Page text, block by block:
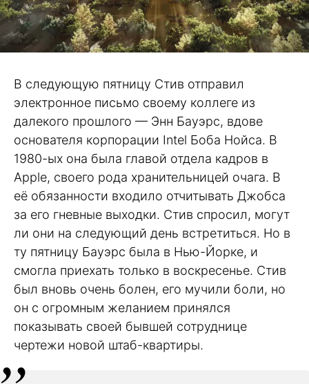
В следующую пятницу Стив отправил
электронное письмо своему коллеге из
далекого прошлого — Энн Бауэрс, вдове
основателя корпорации Intel Боба Нойса. В
1980-ых она была главой отдела кадров в
Apple, своего рода хранительницей очага. В
её обязанности входило отчитывать Джобса
за его гневные выходки. Стив спросил, могут
ли они на следующий день встретиться. Но в
ту пятницу Бауэрс была в Нью-Йорке, и
смогла приехать только в воскресенье. Стив
был вновь очень болен, его мучили боли, но
он с огромным желанием принялся
показывать своей бывшей сотруднице
чертежи новой штаб-квартиры.